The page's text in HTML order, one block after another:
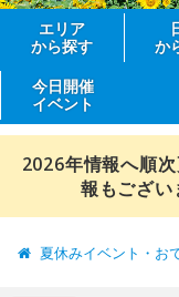
エリア
から探す
か
今日開催
イベント
2026年情報へ順
報もござい
夏休みイベント・お